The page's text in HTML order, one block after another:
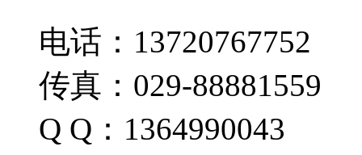
电话：13720767752
传真：029-88881559
Q Q：1364990043